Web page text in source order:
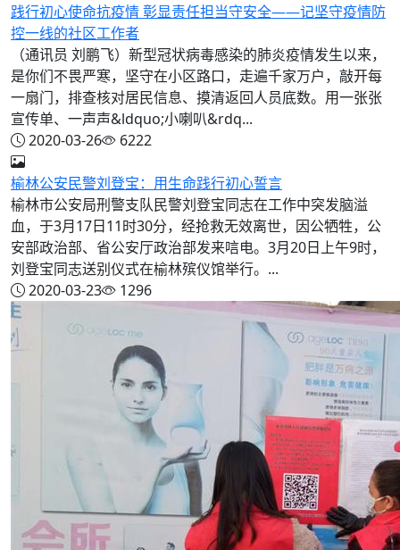
践行初心使命抗疫情 彰显责任担当守安全——记坚守疫情防
控一线的社区工作者
（通讯员 刘鹏飞）新型冠状病毒感染的肺炎疫情发生以来，
是你们不畏严寒，坚守在小区路口，走遍千家万户，敲开每
一扇门，排查核对居民信息、摸清返回人员底数。用一张张
宣传单、一声声&ldquo;小喇叭&rdq...
2020-03-26
6222
榆林公安民警刘登宝：用生命践行初心誓言
榆林市公安局刑警支队民警刘登宝同志在工作中突发脑溢
血，于3月17日11时30分，经抢救无效离世，因公牺牲，公
安部政治部、省公安厅政治部发来唁电。3月20日上午9时，
刘登宝同志送别仪式在榆林殡仪馆举行。...
2020-03-23
1296